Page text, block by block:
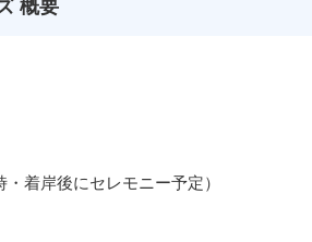
概要
着岸後にセレモニー予定）